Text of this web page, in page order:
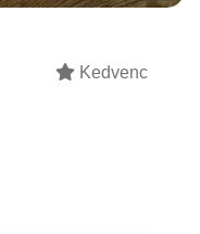
Kedvenc